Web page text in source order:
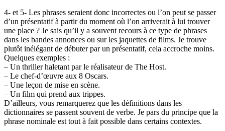
4- et 5- Les phrases seraient donc incorrectes ou l’on peut se passer
d’un présentatif à partir du moment où l’on arriverait à lui trouver
une place ? Je sais qu’il y a souvent recours à ce type de phrases
dans les bandes annonces ou sur les jaquettes de films. Je trouve
plutôt inélégant de débuter par un présentatif, cela accroche moins.
Quelques exemples :
– Un thriller haletant par le réalisateur de The Host.
– Le chef-d’œuvre aux 8 Oscars.
– Une leçon de mise en scène.
– Un film qui prend aux trippes.
D’ailleurs, vous remarquerez que les définitions dans les
dictionnaires se passent souvent de verbe. Je pars du principe que la
phrase nominale est tout à fait possible dans certains contextes.